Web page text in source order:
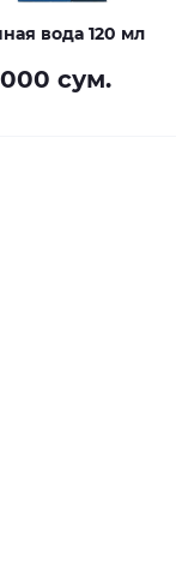
вода 120 мл
сум.